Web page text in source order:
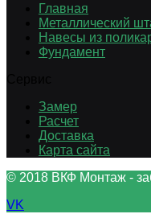
Главная
Металлический
Навесы из
Фундамент
Замер
Расчет
Доставка
Карта сайта
© 2018 ВКФ Монтаж -
VK